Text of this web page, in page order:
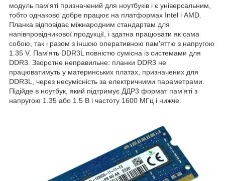
модуль пам'яті призначений для ноутбуків і є універсальним,
тобто однаково добре працює на платформах Intel і AMD.
Планка відповідає міжнародним стандартам для
напівпровідникової продукції, і здатна працювати як сама
собою, так і разом з іншою оперативною пам'яттю з напругою
1.35 V. Пам'ять DDR3L повністю сумісна із системами для
DDR3. Зворотне неправильне: планки DDR3 не
працюватимуть у материнських платах, призначених для
DDR3L, через несумісність за електричними параметрами.
Підійде в ноутбук, який підтримує ДДР3 формат пам'яті з
напругою 1.35 або 1.5 В і частоту 1600 МГц і нижче.